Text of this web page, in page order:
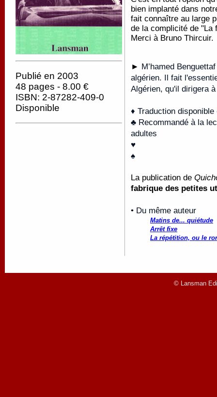
Publié en 2003
48 pages - 8.00 €
ISBN: 2-87282-409-0
Disponible
bien implanté dans
fait connaître au large
de la complicité de "La
Merci à Bruno Thircuir.
► M’hamed
algérien. Il fait
Algérien, qu'il dirigera
♦ Traduction
♣ Recommandé à la
adultes
♥
♠
La publication de
fabrique des petites
• Du même auteur
Matins de... quiétude
Arrêt fixe
La répétition, ou le
© Lansman